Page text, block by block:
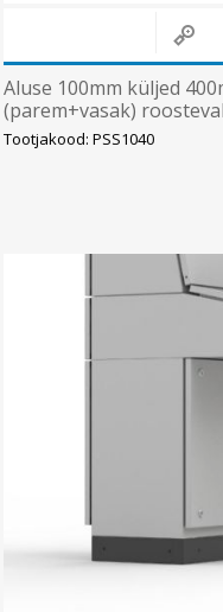
Aluse 100mm küljed
(parem+vasak)
Hoffman
Tootjakood: PSS1040